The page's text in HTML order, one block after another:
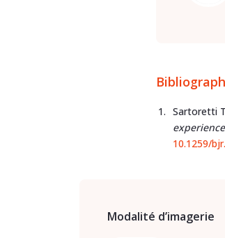
Sartoretti
10.1259/
Modalité d’imagerie